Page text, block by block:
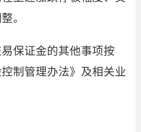
。
保证金的其他事项按
制管理办法》及相关业